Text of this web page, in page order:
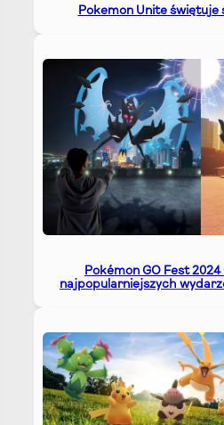
Pokemon Unite świętuje
Pokémon GO Fest
najpopularniejszych